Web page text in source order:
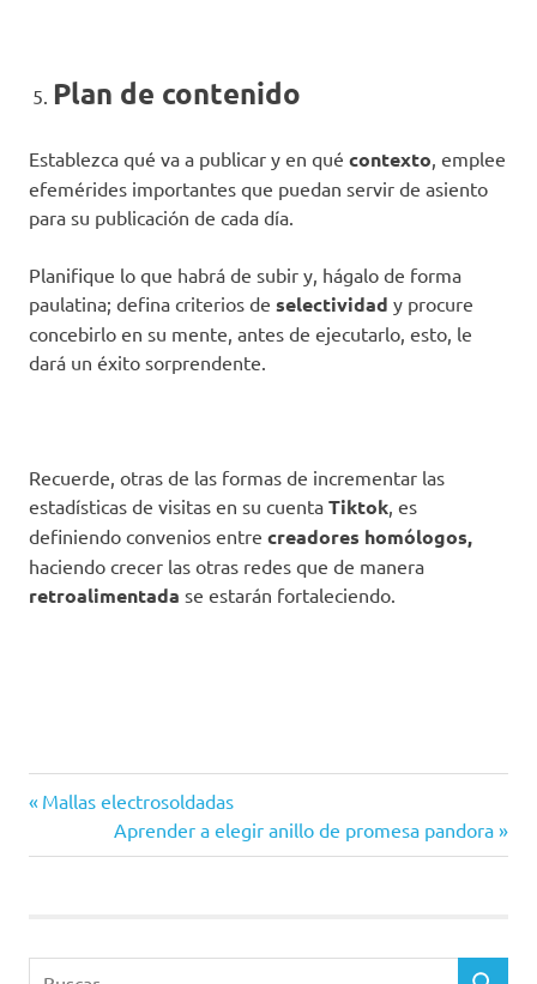
Plan de contenido
Establezca qué va a publicar y en qué contexto, emplee
efemérides importantes que puedan servir de asiento
para su publicación de cada día.
Planifique lo que habrá de subir y, hágalo de forma
paulatina; defina criterios de selectividad y procure
concebirlo en su mente, antes de ejecutarlo, esto, le
dará un éxito sorprendente.
Recuerde, otras de las formas de incrementar las
estadísticas de visitas en su cuenta Tiktok, es
definiendo convenios entre creadores homólogos,
haciendo crecer las otras redes que de manera
retroalimentada se estarán fortaleciendo.
Navegación
de
Entrada
Mallas electrosoldadas
Siguiente
entrada:
Aprender a elegir anillo de promesa pandora